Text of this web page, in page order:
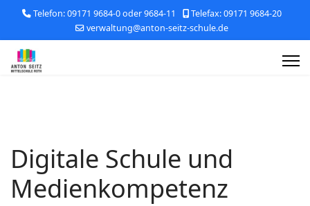
Telefon: 09171 9684-0 oder 9684-11
Telefax: 09171 9684-20
verwaltung@anton-seitz-schule.de
Digitale Schule und
Medienkompetenz